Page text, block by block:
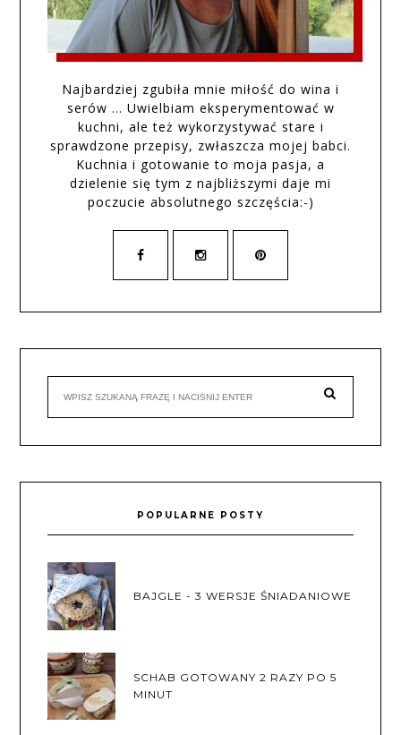
Najbardziej zgubiła mnie miłość do wina i
serów … Uwielbiam eksperymentować w
kuchni, ale też wykorzystywać stare i
sprawdzone przepisy, zwłaszcza mojej babci.
Kuchnia i gotowanie to moja pasja, a
dzielenie się tym z najbliższymi daje mi
poczucie absolutnego szczęścia:-)
POPULARNE POSTY
BAJGLE - 3 WERSJE ŚNIADANIOWE
SCHAB GOTOWANY 2 RAZY PO 5
MINUT